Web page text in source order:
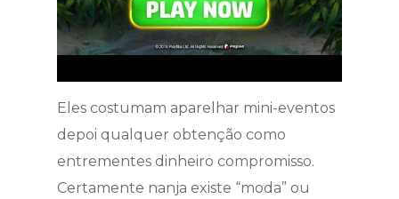
Eles costumam aparelhar mini-eventos
depoi qualquer obtenção como
entrementes dinheiro compromisso.
Certamente nanja existe “moda” ou